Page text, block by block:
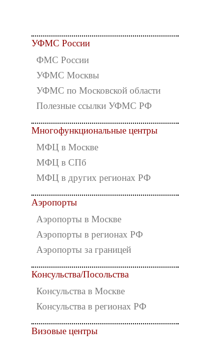
УФМС России
ФМС России
УФМС Москвы
УФМС по Московской области
Полезные ссылки УФМС РФ
Многофункциональные центры
МФЦ в Москве
МФЦ в СПб
МФЦ в других регионах РФ
Аэропорты
Аэропорты в Москве
Аэропорты в регионах РФ
Аэропорты за границей
Консульства/Посольства
Консульства в Москве
Консульства в регионах РФ
Визовые центры